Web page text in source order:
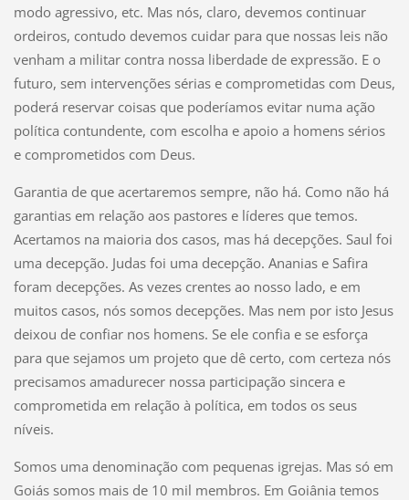
modo agressivo, etc. Mas nós, claro, devemos continuar
ordeiros, contudo devemos cuidar para que nossas leis não
venham a militar contra nossa liberdade de expressão. E o
futuro, sem intervenções sérias e comprometidas com Deus,
poderá reservar coisas que poderíamos evitar numa ação
política contundente, com escolha e apoio a homens sérios
e comprometidos com Deus.
Garantia de que acertaremos sempre, não há. Como não há
garantias em relação aos pastores e líderes que temos.
Acertamos na maioria dos casos, mas há decepções. Saul foi
uma decepção. Judas foi uma decepção. Ananias e Safira
foram decepções. As vezes crentes ao nosso lado, e em
muitos casos, nós somos decepções. Mas nem por isto Jesus
deixou de confiar nos homens. Se ele confia e se esforça
para que sejamos um projeto que dê certo, com certeza nós
precisamos amadurecer nossa participação sincera e
comprometida em relação à política, em todos os seus
níveis.
Somos uma denominação com pequenas igrejas. Mas só em
Goiás somos mais de 10 mil membros. Em Goiânia temos